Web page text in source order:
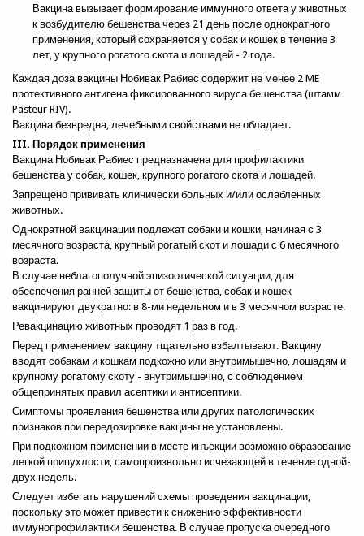
Вакцина вызывает формирование иммунного ответа у животных
к возбудителю бешенства через 21 день после однократного
применения, который сохраняется у собак и кошек в течение 3
лет, у крупного рогатого скота и лошадей - 2 года.
Каждая доза вакцины Нобивак Рабиес содержит не менее 2 ME
протективного антигена фиксированного вируса бешенства (штамм
Pasteur RIV).
Вакцина безвредна, лечебными свойствами не обладает.
III. Порядок применения
Вакцина Нобивак Рабиес предназначена для профилактики
бешенства у собак, кошек, крупного рогатого скота и лошадей.
Запрещено прививать клинически больных и/или ослабленных
животных.
Однократной вакцинации подлежат собаки и кошки, начиная с 3
месячного возраста, крупный рогатый скот и лошади с 6 месячного
возраста.
В случае неблагополучной эпизоотической ситуации, для
обеспечения ранней защиты от бешенства, собак и кошек
вакцинируют двукратно: в 8-ми недельном и в 3 месячном возрасте.
Ревакцинацию животных проводят 1 раз в год.
Перед применением вакцину тщательно взбалтывают. Вакцину
вводят собакам и кошкам подкожно или внутримышечно, лошадям и
крупному рогатому скоту - внутримышечно, с соблюдением
общепринятых правил асептики и антисептики.
Симптомы проявления бешенства или других патологических
признаков при передозировке вакцины не установлены.
При подкожном применении в месте инъекции возможно образование
легкой припухлости, самопроизвольно исчезающей в течение одной-
двух недель.
Следует избегать нарушений схемы проведения вакцинации,
поскольку это может привести к снижению эффективности
иммунопрофилактики бешенства. В случае пропуска очередного
Спросить об этом товаре
Имя*
Эл.почта*
Компания
Улица
Город
Индекс